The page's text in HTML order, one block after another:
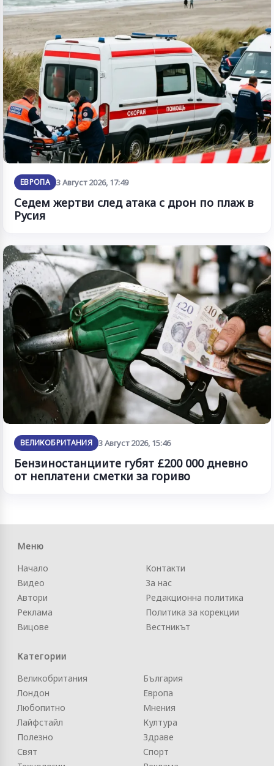
ЕВРОПА 3 Август 2026, 17:49
Седем жертви след атака с дрон по плаж в
Русия
ВЕЛИКОБРИТАНИЯ 3 Август 2026, 15:46
Бензиностанциите губят £200 000 дневно
от неплатени сметки за гориво
Меню
Начало
Видео
Автори
Реклама
Вицове
Контакти
За нас
Редакционна политика
Политика за корекции
Вестникът
Категории
Великобритания
Лондон
Любопитно
Лайфстайл
Полезно
Свят
България
Европа
Мнения
Култура
Здраве
Спорт